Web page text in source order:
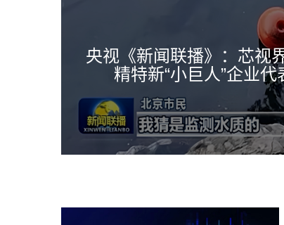
央视《新闻联播》：芯视
精特新“小巨人”企业